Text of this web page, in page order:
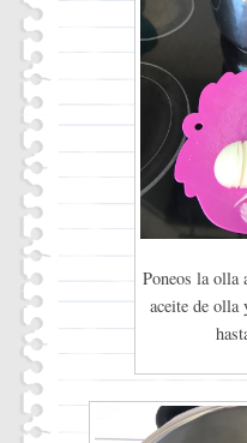
Poneos la olla
aceite de olla